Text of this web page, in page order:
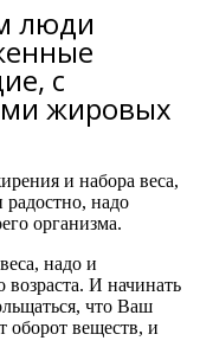
люди
с
жировых
и набора веса,
радостно, надо
организма.
надо и
И начинать
что Ваш
оборот веществ, и